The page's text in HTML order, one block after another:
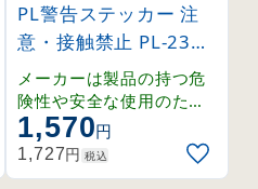
PL警告ステッカー 注
意・接触禁止 PL-235
大 (201235)
メーカーは製品の持つ危
険性や安全な使用のため
の指示に関わる正しい警
告を、ユーザーに提供す
る義務があり、その内容
1,570円
1,727円 税込